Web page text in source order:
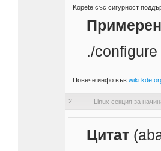
Kopete със сигурност
./
Повече инфо във
2 Linux секция за
Цитат